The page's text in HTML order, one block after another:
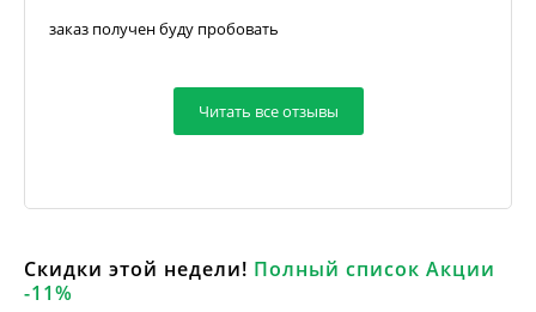
заказ получен буду пробовать
Читать все отзывы
Скидки этой недели! Полный список Акции
-11%